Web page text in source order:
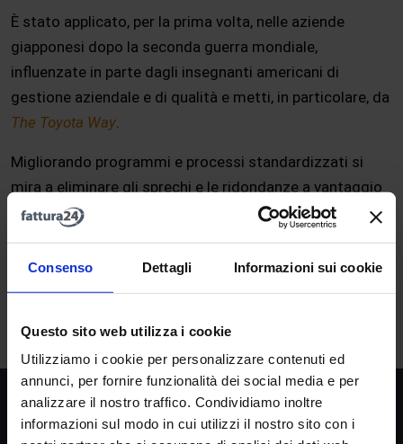
Consenso Dettagli Informazioni sui cookie
Questo sito web utilizza i cookie
Utilizziamo i cookie per personalizzare contenuti ed
annunci, per fornire funzionalità dei social media e per
analizzare il nostro traffico. Condividiamo inoltre
informazioni sul modo in cui utilizzi il nostro sito con i
È stato applicato, per la prima volta, nelle aziende
giapponesi dopo la seconda guerra mondiale,
influenzate in parte dagli insegnanti americani di
gestione aziendale e di qualità e metti, in particolare, da
The Toyota Way.
Migliorando programmi e processi standardizzati si
mira a eliminare gli sprechi e le ridondanze a vantaggio
di unaproduzione snella
A B C D E F G H I J K L
M
Società